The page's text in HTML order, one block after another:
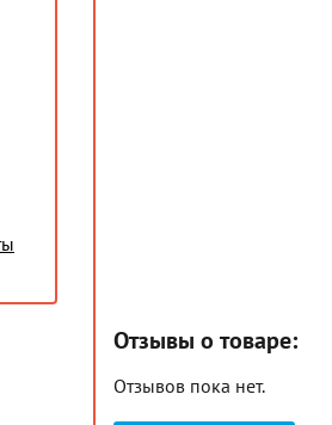
Отзывы о товаре:
Отзывов пока нет.